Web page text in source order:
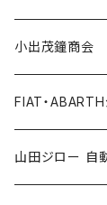
Handkerchief /
Cap / キャップ
Others / その
Pen / ペン
Illustration / イ
小出茂鐘商会
Doll / ドール
Others / その他
Goods／グッズ
Miniature Car
Wear／ウェア
Tshirt / Tシャツ
Pouch / ポーチ
Steel badge /
小出茂鐘商会
イラストスタンド
FIAT・
Wallet / 財布
山田ジロー 自